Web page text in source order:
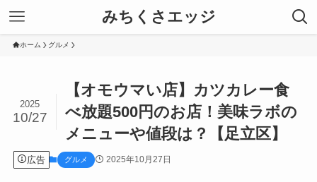
みちくさエッジ
ホーム グルメ
【オモウマい店】カツカレー食
べ放題500円のお店！美味ラボの
メニューや値段は？【足立区】
2025
10/27
広告 グルメ 2025年10月27日